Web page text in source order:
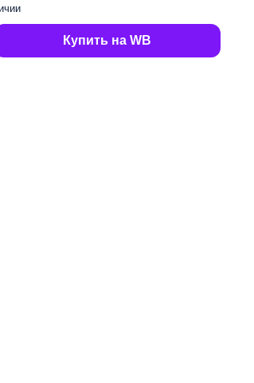
Купить на WB